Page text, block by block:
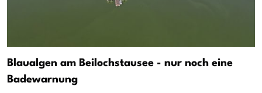
Blaualgen am Beilochstausee - nur noch eine
Badewarnung